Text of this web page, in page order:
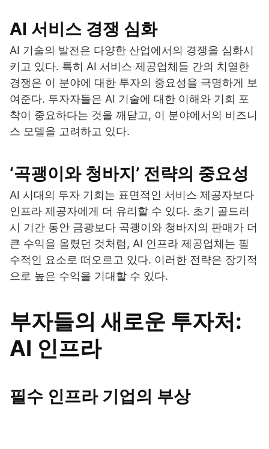
AI 서비스 경쟁 심화
AI 기술의 발전은 다양한 산업에서의 경쟁을 심화시
키고 있다. 특히 AI 서비스 제공업체들 간의 치열한
경쟁은 이 분야에 대한 투자의 중요성을 극명하게 보
여준다. 투자자들은 AI 기술에 대한 이해와 기회 포
착이 중요하다는 것을 깨닫고, 이 분야에서의 비즈니
스 모델을 고려하고 있다.
‘곡괭이와 청바지’ 전략의 중요성
AI 시대의 투자 기회는 표면적인 서비스 제공자보다
인프라 제공자에게 더 유리할 수 있다. 초기 골드러
시 기간 동안 금광보다 곡괭이와 청바지의 판매가 더
큰 수익을 올렸던 것처럼, AI 인프라 제공업체는 필
수적인 요소로 떠오르고 있다. 이러한 전략은 장기적
으로 높은 수익을 기대할 수 있다.
부자들의 새로운 투자처:
AI 인프라
필수 인프라 기업의 부상